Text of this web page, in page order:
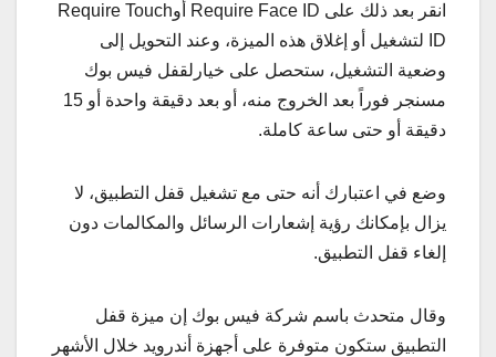
انقر بعد ذلك على Require Face ID أوRequire Touch
ID لتشغيل أو إغلاق هذه الميزة، وعند التحويل إلى
وضعية التشغيل، ستحصل على خيارلقفل فيس بوك
مسنجر فوراً بعد الخروج منه، أو بعد دقيقة واحدة أو 15
دقيقة أو حتى ساعة كاملة.
وضع في اعتبارك أنه حتى مع تشغيل قفل التطبيق، لا
يزال بإمكانك رؤية إشعارات الرسائل والمكالمات دون
إلغاء قفل التطبيق.
وقال متحدث باسم شركة فيس بوك إن ميزة قفل
التطبيق ستكون متوفرة على أجهزة أندرويد خلال الأشهر